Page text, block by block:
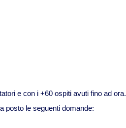
e con i +60 ospiti avuti fino ad ora.
posto le seguenti domande: